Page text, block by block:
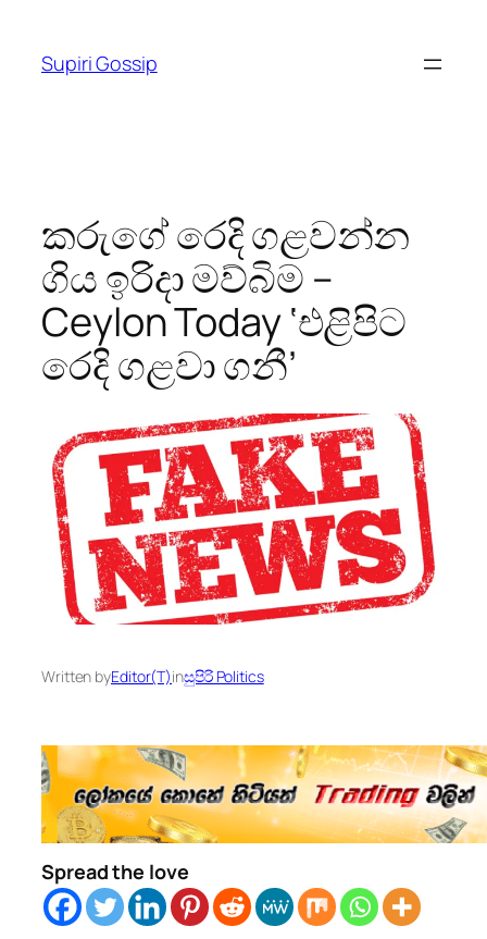
content
Supiri Gossip
කරුගේ රෙදි ගළවන්න
ගිය ඉරිදා මව්බිම –
Ceylon Today ‘එළිපිට
රෙදි ගළවා ගනී’
Written byEditor(T)inසුපිරි Politics
Spread the love